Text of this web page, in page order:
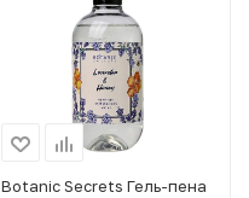
Botanic Secrets Гель-пена